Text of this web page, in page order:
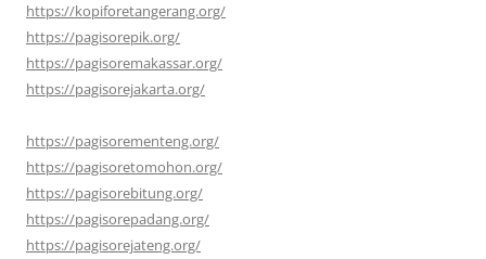
https://kopiforetangerang.org/
https://pagisorepik.org/
https://pagisoremakassar.org/
https://pagisorejakarta.org/
https://pagisorementeng.org/
https://pagisoretomohon.org/
https://pagisorebitung.org/
https://pagisorepadang.org/
https://pagisorejateng.org/